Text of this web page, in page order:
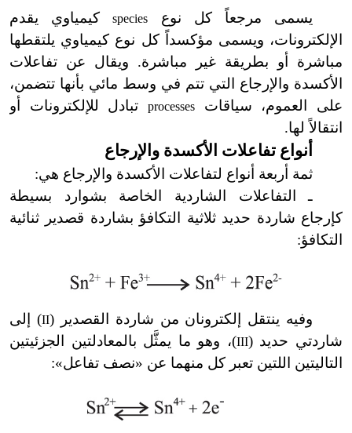
يسمى مرجعاً كل نوع speciesكيمياوي يقدم
الإلكترونات، ويسمى مؤكسداً كل نوع كيمياوي يلتقطها
مباشرة أو بطريقة غير مباشرة. ويقال عن تفاعلات
الأكسدة والإرجاع التي تتم في وسط مائي بأنها تتضمن،
على العموم، سياقات
processes
تبادل للإلكترونات أو
انتقالاً لها.
أنواع تفاعلات الأكسدة والإرجاع
ثمة أربعة أنواع لتفاعلات الأكسدة والإرجاع هي:
ـ التفاعلات الشاردية الخاصة بشوارد بسيطة
كإرجاع شاردة حديد ثلاثية التكافؤ بشاردة قصدير ثنائية
التكافؤ:
وفيه ينتقل إلكترونان من شاردة القصدير (II) إلى
شاردتي حديد (III)، وهو ما يمثَّل بالمعادلتين الجزئيتين
التاليتين اللتين تعبر كل منهما عن «نصف تفاعل»
: